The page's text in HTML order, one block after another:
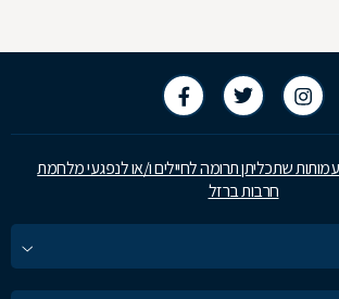
שתכליתן תרומה לחיילים ו/או לנפגעי מלחמת
חרבות ברזל